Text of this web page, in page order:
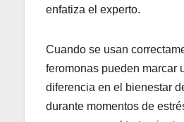
enfatiza el experto.
Cuando se usan
feromonas pueden marcar
diferencia en el bienestar
durante momentos de